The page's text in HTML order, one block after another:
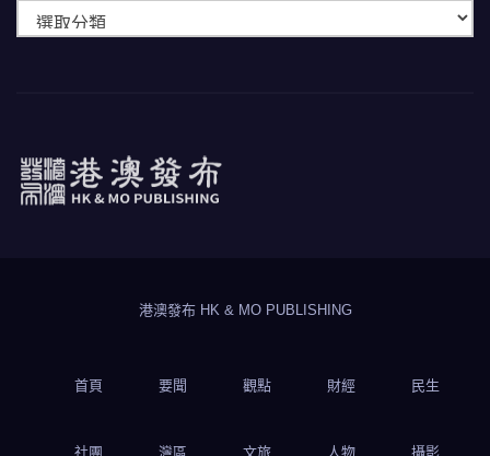
港澳發布 HK & MO PUBLISHING
首頁 要聞 觀點 財經 民生
社團 灣區 文旅 人物 攝影